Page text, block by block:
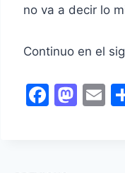
no va a decir lo
Continuo en el
F
M E